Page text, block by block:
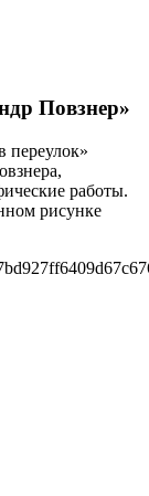
Повзнер»
переулок»
работы.
рисунке